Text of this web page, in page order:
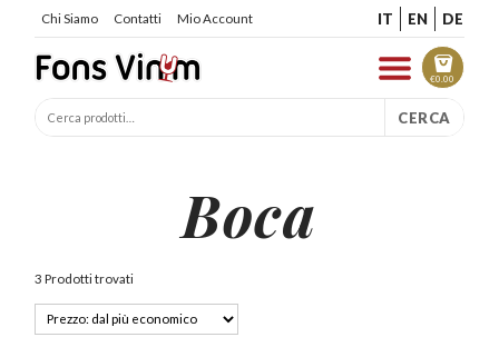
Chi Siamo Contatti Mio Account IT EN DE
€0.00
CERCA
Boca
3 Prodotti trovati